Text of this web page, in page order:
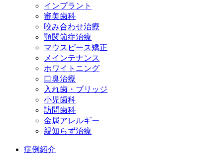
インプラント
審美歯科
咬み合わせ治療
顎関節症治療
マウスピース矯正
メインテナンス
ホワイトニング
口臭治療
入れ歯・ブリッジ
小児歯科
訪問歯科
金属アレルギー
親知らず治療
症例紹介